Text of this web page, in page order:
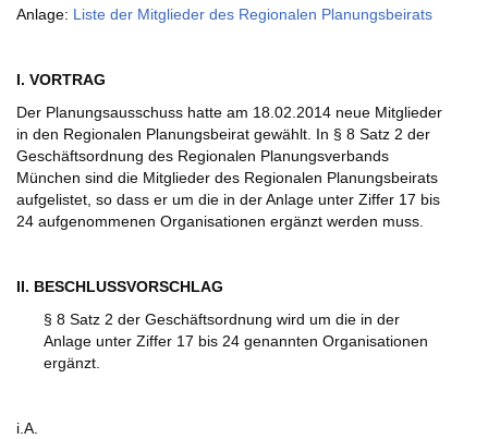
Anlage: Liste der Mitglieder des Regionalen Planungsbeirats
I. VORTRAG
Der Planungsausschuss hatte am 18.02.2014 neue Mitglieder
in den Regionalen Planungsbeirat gewählt. In § 8 Satz 2 der
Geschäftsordnung des Regionalen Planungsverbands
München sind die Mitglieder des Regionalen Planungsbeirats
aufgelistet, so dass er um die in der Anlage unter Ziffer 17 bis
24 aufgenommenen Organisationen ergänzt werden muss.
II. BESCHLUSSVORSCHLAG
§ 8 Satz 2 der Geschäftsordnung wird um die in der
Anlage unter Ziffer 17 bis 24 genannten Organisationen
ergänzt.
i.A.